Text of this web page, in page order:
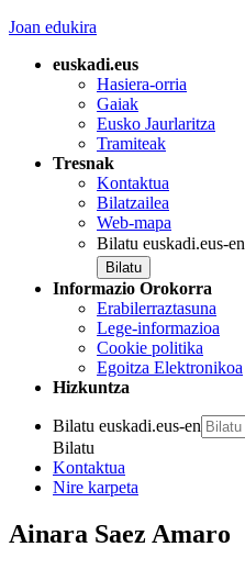
Joan edukira
euskadi.eus
Hasiera-orria
Gaiak
Eusko Jaurlaritza
Tramiteak
Tresnak
Kontaktua
Bilatzailea
Web-mapa
Bilatu euskadi.eus-en
Informazio Orokorra
Erabilerraztasuna
Lege-informazioa
Cookie politika
Egoitza Elektronikoa
Hizkuntza
Bilatu euskadi.eus-en
Bilatu
Kontaktua
Nire karpeta
Ainara Saez Amaro